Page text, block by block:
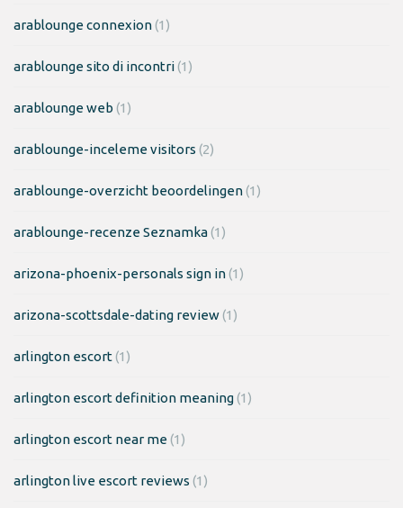
arablounge connexion(1)
arablounge sito di incontri(1)
arablounge web (1)
arablounge-inceleme visitors (2)
arablounge-overzicht beoordelingen(1)
arablounge-recenze Seznamka(1)
arizona-phoenix-personals sign in(1)
arizona-scottsdale-dating review(1)
arlington escort(1)
arlington escort definition meaning(1)
arlington escort near me(1)
arlington live escort reviews (1)